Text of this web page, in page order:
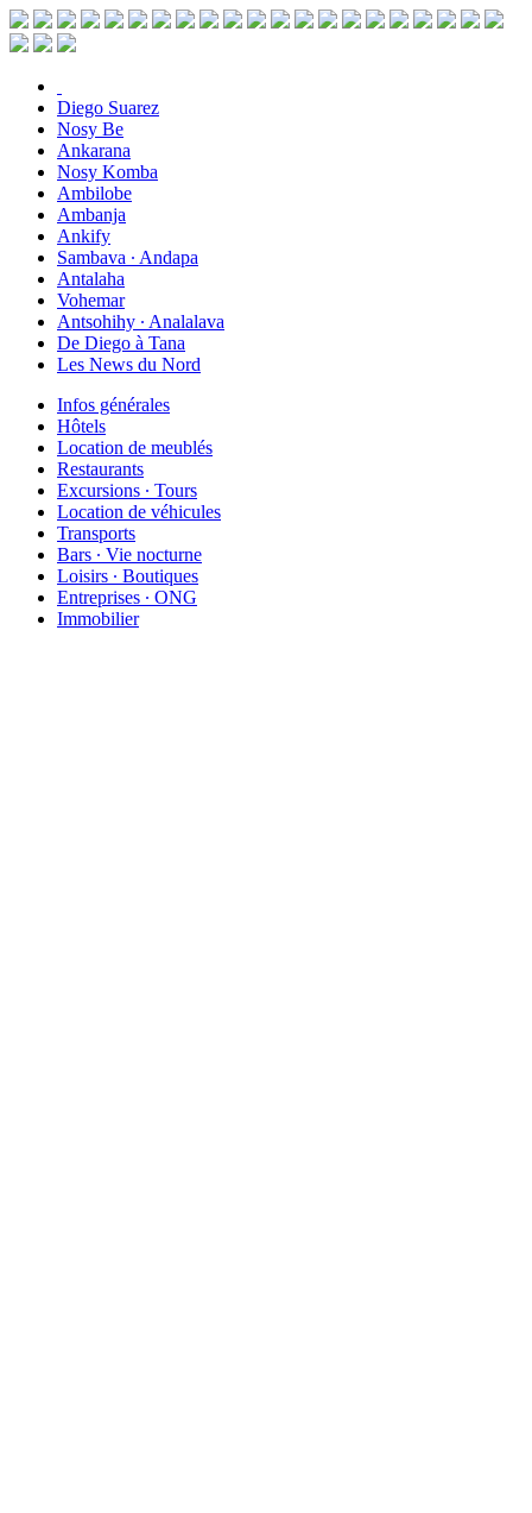
Diego Suarez
Nosy Be
Ankarana
Nosy Komba
Ambilobe
Ambanja
Ankify
Sambava ∙ Andapa
Antalaha
Vohemar
Antsohihy ∙ Analalava
De Diego à Tana
Les News du Nord
Infos générales
Hôtels
Location de meublés
Restaurants
Excursions ∙ Tours
Location de véhicules
Transports
Bars ∙ Vie nocturne
Loisirs ∙ Boutiques
Entreprises ∙ ONG
Immobilier